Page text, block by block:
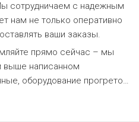
сотрудничаем с надежным
нам не только оперативно
ваши заказы.
прямо сейчас – мы
выше написанном
оборудование прогрето…